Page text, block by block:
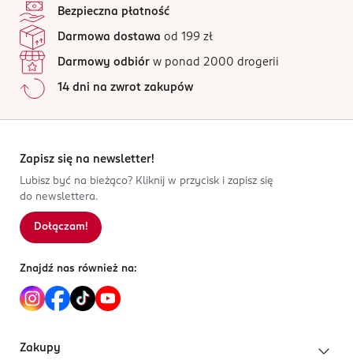
Bezpieczna płatność
Darmowa dostawa od 199 zł
Darmowy odbiór w ponad 2000 drogerii
14 dni na zwrot zakupów
Zapisz się na newsletter!
Lubisz być na bieżąco? Kliknij w przycisk i zapisz się
do newslettera.
Dołączam!
Znajdź nas również na:
Zakupy